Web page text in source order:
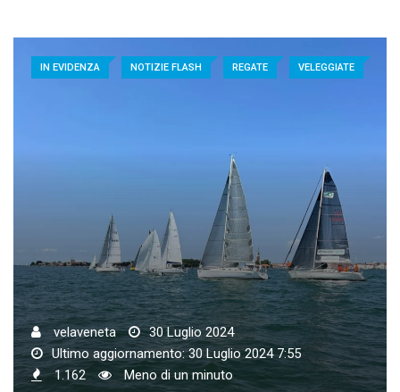
IN EVIDENZA NOTIZIE FLASH REGATE VELEGGIATE
velaveneta
30 Luglio 2024
Ultimo aggiornamento: 30 Luglio 2024 7:55
1.162
Meno di un minuto